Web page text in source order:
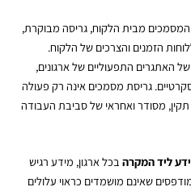
המסמכים מבית הלקוח, גריסה מבוקרת,
הזמנים והצרכים של הלקוח.
האתגרים התפעוליים של ארגונים,
גריסת מסמכים אינה רק פעולה
מסודר ואחראי של סביבת העבודה
ליד המקרה בכל ארגון, מידע רגיש
שאינם מושמדים כראוי עלולים